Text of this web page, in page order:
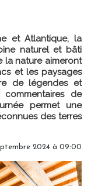
et Atlantique, la
naturel et bâti
la nature aimeront
et les paysages
de légendes et
de
permet une
des terres
2024 à 09:00